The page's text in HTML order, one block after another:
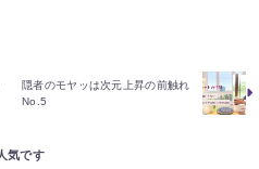
隠者のモヤッは次元上昇の前触れ
No.5